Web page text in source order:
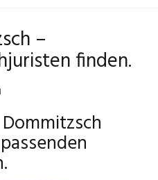
–
finden.